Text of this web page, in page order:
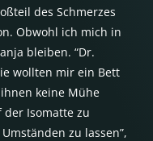
des Schmerzes
Obwohl ich mich in
bleiben. “Dr.
wollten mir ein Bett
keine Mühe
Isomatte zu
zu lassen”,